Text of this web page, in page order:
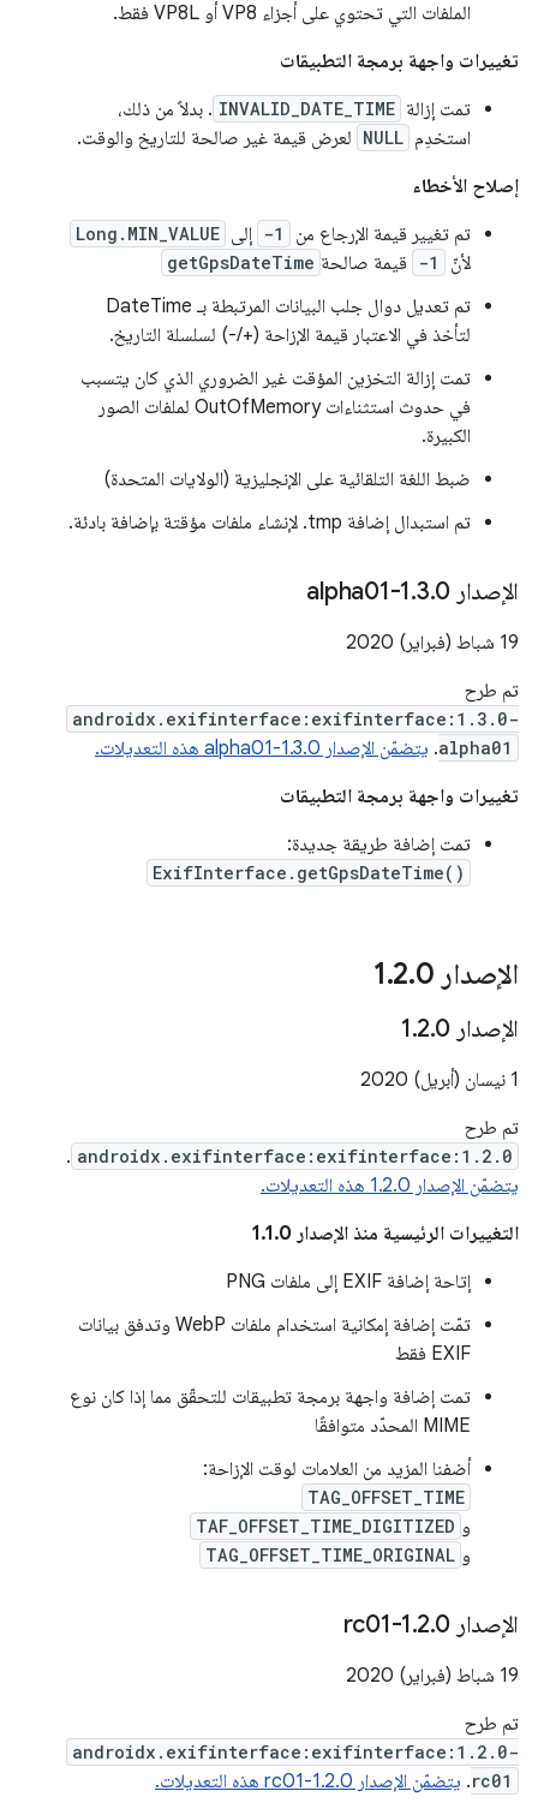
الملفات التي تحتوي على أجزاء VP8 أو VP8L فقط.
تغييرات واجهة برمجة التطبيقات
تمت إزالة INVALID_DATE_TIME . بدلاً من ذلك،
استخدِم NULL لعرض قيمة غير صالحة للتاريخ والوقت.
إصلاح الأخطاء
تم تغيير قيمة الإرجاع من
-1 إلى Long.MIN_VALUE
لأنّ -1 قيمة صالحة getGpsDateTime
تم تعديل دوال جلب البيانات المرتبطة بـ DateTime
لتأخذ في الاعتبار قيمة الإزاحة (+/-) لسلسلة التاريخ.
تمت إزالة التخزين المؤقت غير الضروري الذي كان يتسبب
في حدوث استثناءات OutOfMemory لملفات الصور
الكبيرة.
ضبط اللغة التلقائية على الإنجليزية (الولايات المتحدة)
تم استبدال إضافة ‎.tmp لإنشاء ملفات مؤقتة بإضافة بادئة.
الإصدار 1 .3.0-alpha01
‫19 شباط (فبراير) 2020
تم طرح
androidx.exifinterface:exifinterface:1.3.0-
alpha01
. يتضمّن الإصدار 1.3.0-alpha01 هذه التعديلات.
تغييرات واجهة برمجة التطبيقات
تمت إضافة طريقة جديدة:
ExifInterface.getGpsDateTime()
الإصدار 1 .2.0
الإصدار 1 .2.0
1 نيسان (أبريل) 2020
تم طرح
androidx.exifinterface:exifinterface:1.2.0
.
يتضمّن الإصدار 1.2.0 هذه التعديلات.
التغييرات الرئيسية منذ الإصدار 1.1.0
إتاحة إضافة EXIF إلى ملفات PNG
تمّت إضافة إمكانية استخدام ملفات WebP وتدفق بيانات
EXIF فقط
تمت إضافة واجهة برمجة تطبيقات للتحقّق مما إذا كان نوع
MIME المحدّد متوافقًا
أضفنا المزيد من العلامات لوقت الإزاحة:
TAG_OFFSET_TIME
و TAF_OFFSET_TIME_DIGITIZED
و TAG_OFFSET_TIME_ORIGINAL
الإصدار 1 .2.0-rc01
‫19 شباط (فبراير) 2020
تم طرح
androidx.exifinterface:exifinterface:1.2.0-
rc01
. يتضمّن الإصدار 1.2.0-rc01 هذه التعديلات.